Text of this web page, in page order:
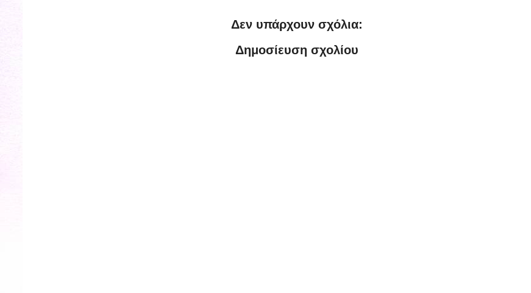
Δεν υπάρχουν σχόλια:
Δημοσίευση σχολίου